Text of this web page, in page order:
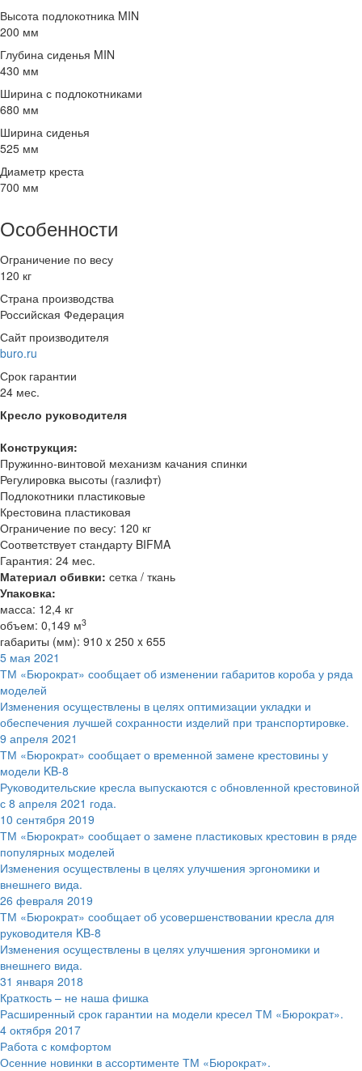
Высота подлокотника MIN
200 мм
Глубина сиденья MIN
430 мм
Ширина с подлокотниками
680 мм
Ширина сиденья
525 мм
Диаметр креста
700 мм
Особенности
Ограничение по весу
120 кг
Страна производства
Российская Федерация
Сайт производителя
buro.ru
Срок гарантии
24 мес.
Кресло руководителя
Конструкция:
Пружинно-винтовой механизм качания спинки
Регулировка высоты (газлифт)
Подлокотники пластиковые
Крестовина пластиковая
Ограничение по весу: 120 кг
Соответствует стандарту BIFMA
Гарантия: 24 мес.
Материал обивки: сетка / ткань
Упаковка:
масса: 12,4 кг
объем: 0,149 м3
габариты (мм): 910 x 250 x 655
5 мая 2021
ТМ «Бюрократ» сообщает об изменении габаритов короба у ряда
моделей
Изменения осуществлены в целях оптимизации укладки и
обеспечения лучшей сохранности изделий при транспортировке.
9 апреля 2021
ТМ «Бюрократ» сообщает о временной замене крестовины у
модели KB-8
Руководительские кресла выпускаются с обновленной крестовиной
с 8 апреля 2021 года.
10 сентября 2019
ТМ «Бюрократ» сообщает о замене пластиковых крестовин в ряде
популярных моделей
Изменения осуществлены в целях улучшения эргономики и
внешнего вида.
26 февраля 2019
ТМ «Бюрократ» сообщает об усовершенствовании кресла для
руководителя KB-8
Изменения осуществлены в целях улучшения эргономики и
внешнего вида.
31 января 2018
Краткость – не наша фишка
Расширенный срок гарантии на модели кресел ТМ «Бюрократ».
4 октября 2017
Работа с комфортом
Осенние новинки в ассортименте ТМ «Бюрократ».